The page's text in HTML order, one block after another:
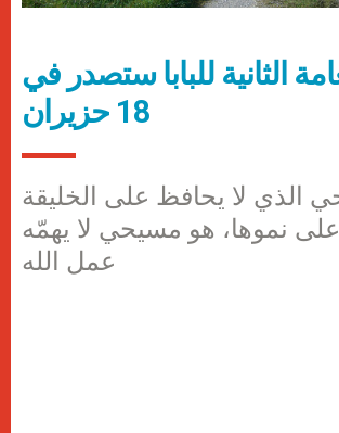
الثانية للبابا ستصدر في
18 حزيران
الذي لا يحافظ على الخليقة
نموها، هو مسيحي لا يهمّه
عمل الله